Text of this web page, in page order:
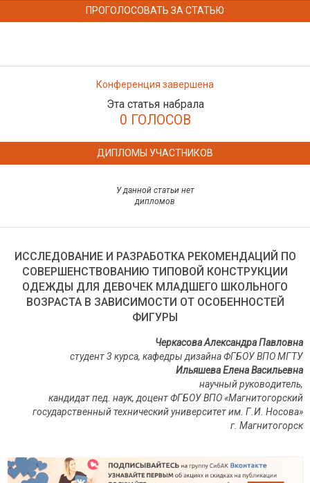
ПРОГОЛОСОВАТЬ ЗА СТАТЬЮ
Конференция завершена
Эта статья набрала
0 ГОЛОСОВ
ДИПЛОМЫ УЧАСТНИКОВ
У данной статьи нет
дипломов
ИССЛЕДОВАНИЕ И РАЗРАБОТКА РЕКОМЕНДАЦИЙ ПО
СОВЕРШЕНСТВОВАНИЮ ТИПОВОЙ КОНСТРУКЦИИ
ОДЕЖДЫ ДЛЯ ДЕВОЧЕК МЛАДШЕГО ШКОЛЬНОГО
ВОЗРАСТА В ЗАВИСИМОСТИ ОТ ОСОБЕННОСТЕЙ
ФИГУРЫ
Черкасова Александра Павловна
студент 3 курса, кафедры дизайна ФГБОУ ВПО МГТУ
Ильяшева Елена Васильевна
научный руководитель,
кандидат пед. наук, доцент ФГБОУ ВПО «Магнитогорский
государственный технический университет им. Г.И. Носова»
г. Магнитогорск